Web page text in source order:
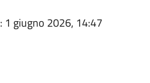
: 1 giugno 2026, 14:47